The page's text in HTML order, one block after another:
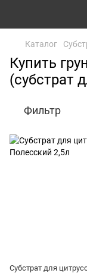
Каталог
Купить
(субстрат
Фильтр
Субстрат для